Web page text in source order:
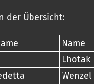
der Übersicht:
Name
Lhotak
Wenzel